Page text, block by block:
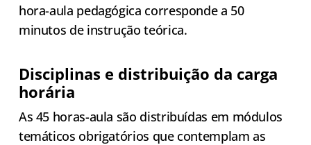
hora-aula pedagógica corresponde a 50
minutos de instrução teórica.
Disciplinas e distribuição da carga
horária
As 45 horas-aula são distribuídas em módulos
temáticos obrigatórios que contemplam as